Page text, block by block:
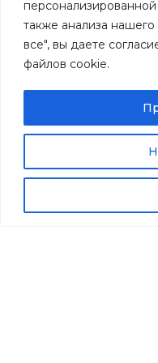
также анализа
все", вы даете
файлов cookie.
Пресс-центр
Новости
Статьи
Реквизиты
Региональные
Продукция